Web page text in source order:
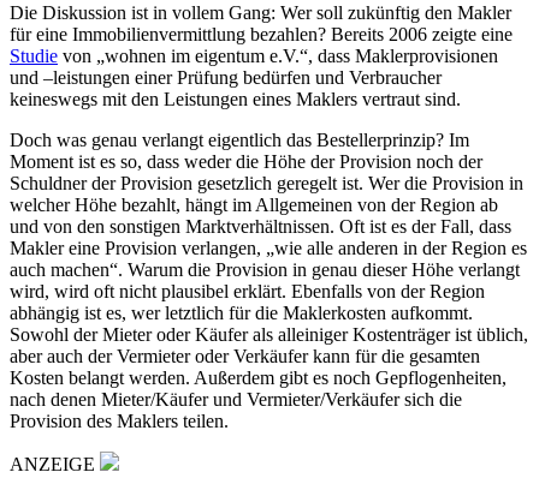
Die Diskussion ist in vollem Gang: Wer soll zukünftig den Makler
für eine Immobilienvermittlung bezahlen? Bereits 2006 zeigte eine
Studie von „wohnen im eigentum e.V.“, dass Maklerprovisionen
und –leistungen einer Prüfung bedürfen und Verbraucher
keineswegs mit den Leistungen eines Maklers vertraut sind.
Doch was genau verlangt eigentlich das Bestellerprinzip? Im
Moment ist es so, dass weder die Höhe der Provision noch der
Schuldner der Provision gesetzlich geregelt ist. Wer die Provision in
welcher Höhe bezahlt, hängt im Allgemeinen von der Region ab
und von den sonstigen Marktverhältnissen. Oft ist es der Fall, dass
Makler eine Provision verlangen, „wie alle anderen in der Region es
auch machen“. Warum die Provision in genau dieser Höhe verlangt
wird, wird oft nicht plausibel erklärt. Ebenfalls von der Region
abhängig ist es, wer letztlich für die Maklerkosten aufkommt.
Sowohl der Mieter oder Käufer als alleiniger Kostenträger ist üblich,
aber auch der Vermieter oder Verkäufer kann für die gesamten
Kosten belangt werden. Außerdem gibt es noch Gepflogenheiten,
nach denen Mieter/Käufer und Vermieter/Verkäufer sich die
Provision des Maklers teilen.
ANZEIGE